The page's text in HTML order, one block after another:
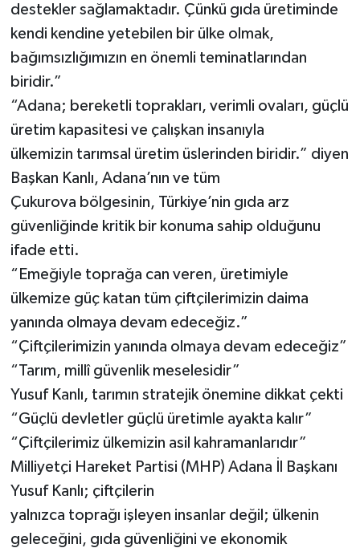
destekler sağlamaktadır. Çünkü gıda üretiminde
kendi kendine yetebilen bir ülke olmak,
bağımsızlığımızın en önemli teminatlarından
biridir.”
“Adana; bereketli toprakları, verimli ovaları, güçlü
üretim kapasitesi ve çalışkan insanıyla
ülkemizin tarımsal üretim üslerinden biridir.” diyen
Başkan Kanlı, Adana’nın ve tüm
Çukurova bölgesinin, Türkiye’nin gıda arz
güvenliğinde kritik bir konuma sahip olduğunu
ifade etti.
“Emeğiyle toprağa can veren, üretimiyle
ülkemize güç katan tüm çiftçilerimizin daima
yanında olmaya devam edeceğiz.”
“Çiftçilerimizin yanında olmaya devam edeceğiz”
“Tarım, millî güvenlik meselesidir”
Yusuf Kanlı, tarımın stratejik önemine dikkat çekti
“Güçlü devletler güçlü üretimle ayakta kalır”
“Çiftçilerimiz ülkemizin asil kahramanlarıdır”
Milliyetçi Hareket Partisi (MHP) Adana İl Başkanı
Yusuf Kanlı; çiftçilerin
yalnızca toprağı işleyen insanlar değil; ülkenin
geleceğini, gıda güvenliğini ve ekonomik